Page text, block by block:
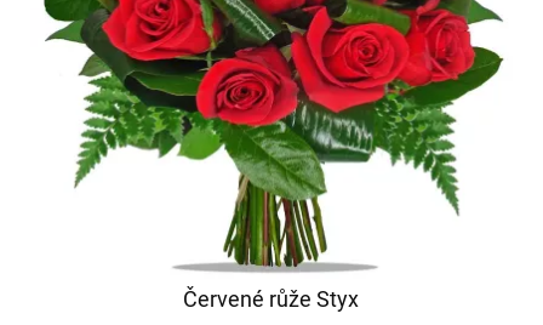
Červené růže Styx